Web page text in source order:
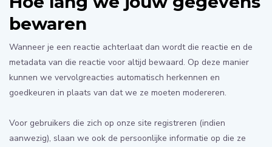
bewaren
Wanneer je een reactie achterlaat dan wordt die reactie en de
metadata van die reactie voor altijd bewaard. Op deze manier
kunnen we vervolgreacties automatisch herkennen en
goedkeuren in plaats van dat we ze moeten modereren.
Voor gebruikers die zich op onze site registreren (indien
aanwezig), slaan we ook de persoonlijke informatie op die ze